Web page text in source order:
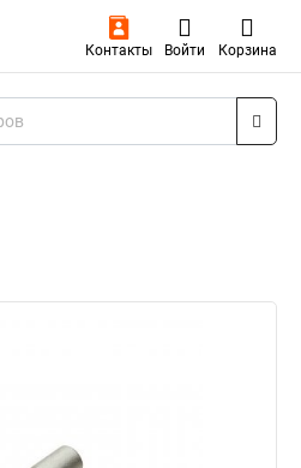
Контакты Войти Корзина